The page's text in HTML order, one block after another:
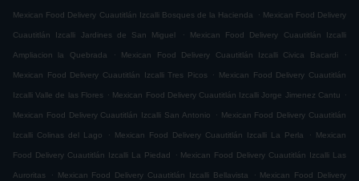
Mexican Food Delivery Cuautitlán Izcalli Bosques de la Hacienda . Mexican Food Delivery
Cuautitlán Izcalli Jardines de San Miguel . Mexican Food Delivery Cuautitlán Izcalli
Ampliacion la Quebrada . Mexican Food Delivery Cuautitlán Izcalli Civica Bacardi .
Mexican Food Delivery Cuautitlán Izcalli Tres Picos . Mexican Food Delivery Cuautitlán
Izcalli Valle de las Flores . Mexican Food Delivery Cuautitlán Izcalli Jorge Jimenez Cantu .
Mexican Food Delivery Cuautitlán Izcalli San Antonio . Mexican Food Delivery Cuautitlán
Izcalli Colinas del Lago . Mexican Food Delivery Cuautitlán Izcalli La Perla . Mexican
Food Delivery Cuautitlán Izcalli La Piedad . Mexican Food Delivery Cuautitlán Izcalli Las
Auroritas . Mexican Food Delivery Cuautitlán Izcalli Bellavista . Mexican Food Delivery